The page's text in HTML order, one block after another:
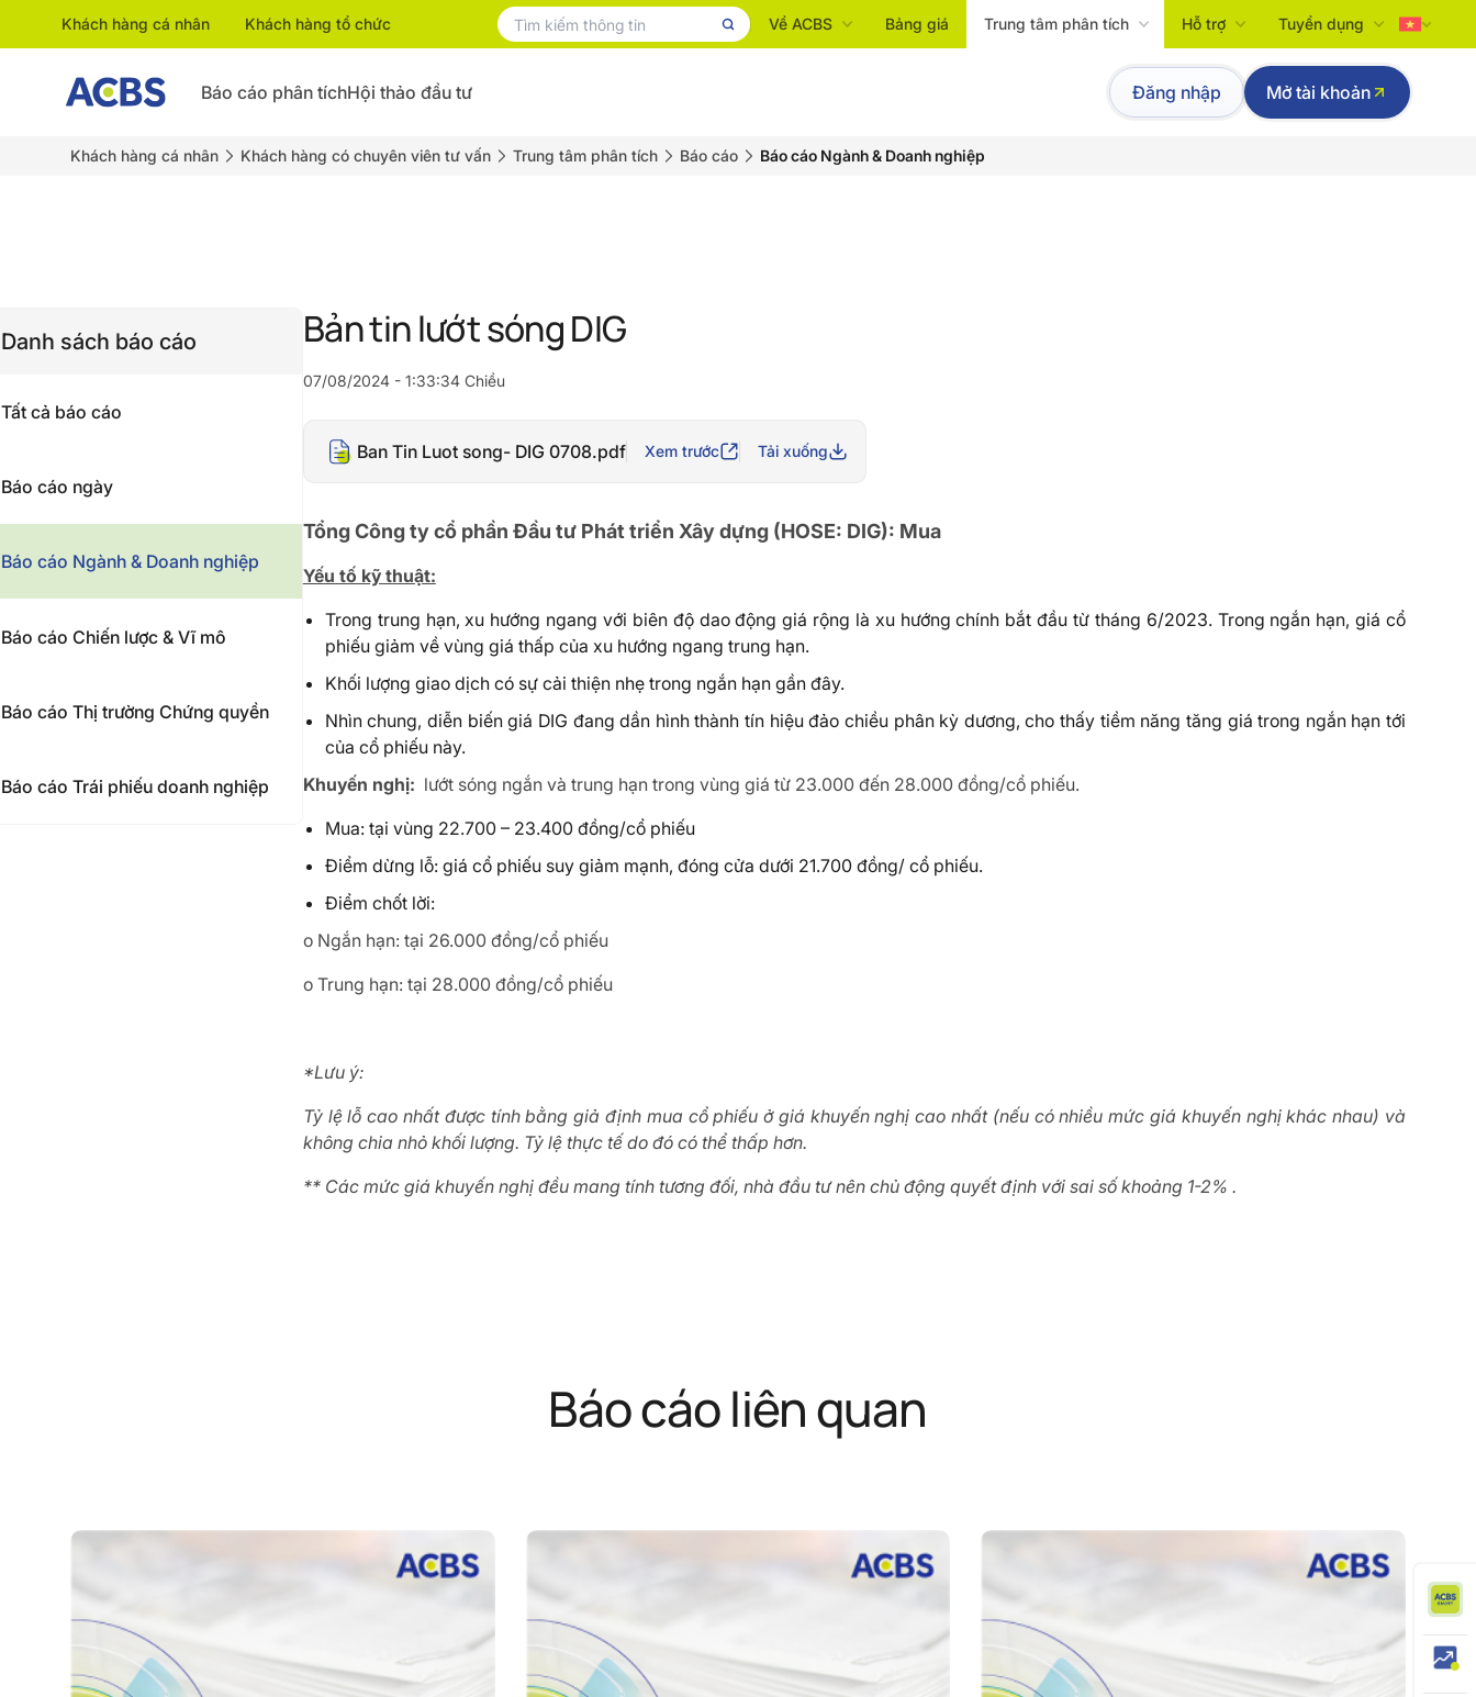
Khách hàng cá nhân Khách hàng tổ chức Về ACBS Bảng giá Trung tâm phân tích Hỗ trợ Tuyển dụng
Tiếng Việt
English
Báo cáo phân tíchHội thảo đầu tư Đăng nhập Mở tài khoản
Khách hàng cá nhân Khách hàng có chuyên viên tư vấn Trung tâm phân tích Báo cáo Báo cáo Ngành & Doanh nghiệp
Danh sách báo cáo
Tất cả báo cáo
Báo cáo ngày
Báo cáo Ngành & Doanh nghiệp
Báo cáo Chiến lược & Vĩ mô
Báo cáo Thị trường Chứng quyền
Báo cáo Trái phiếu doanh nghiệp
Bản tin lướt sóng DIG
07/08/2024 - 1:33:34 Chiều
Ban Tin Luot song- DIG 0708.pdf Xem trước Tải xuống
Tổng Công ty cổ phần Đầu tư Phát triển Xây dựng (HOSE: DIG): Mua
Yếu tố kỹ thuật:
Trong trung hạn, xu hướng ngang với biên độ dao động giá rộng là xu hướng chính bắt đầu từ tháng 6/2023. Trong ngắn hạn, giá cổ
phiếu giảm về vùng giá thấp của xu hướng ngang trung hạn.
Khối lượng giao dịch có sự cải thiện nhẹ trong ngắn hạn gần đây.
Nhìn chung, diễn biến giá DIG đang dần hình thành tín hiệu đảo chiều phân kỳ dương, cho thấy tiềm năng tăng giá trong ngắn hạn tới
của cổ phiếu này.
Khuyến nghị: lướt sóng ngắn và trung hạn trong vùng giá từ 23.000 đến 28.000 đồng/cổ phiếu.
Mua: tại vùng 22.700 – 23.400 đồng/cổ phiếu
Điểm dừng lỗ: giá cổ phiếu suy giảm mạnh, đóng cửa dưới 21.700 đồng/ cổ phiếu.
Điểm chốt lời:
o Ngắn hạn: tại 26.000 đồng/cổ phiếu
o Trung hạn: tại 28.000 đồng/cổ phiếu
*Lưu ý:
Tỷ lệ lỗ cao nhất được tính bằng giả định mua cổ phiếu ở giá khuyến nghị cao nhất (nếu có nhiều mức giá khuyến nghị khác nhau) và
không chia nhỏ khối lượng. Tỷ lệ thực tế do đó có thể thấp hơn.
** Các mức giá khuyến nghị đều mang tính tương đối, nhà đầu tư nên chủ động quyết định với sai số khoảng 1-2% .
Báo cáo liên quan